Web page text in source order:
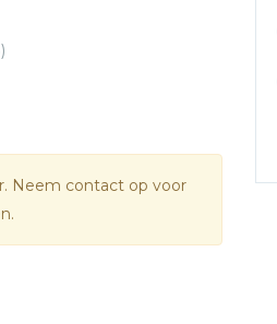
lievelingsdolfijn van
Neem contact op voor